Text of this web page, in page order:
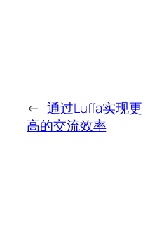
← 通过Luffa实现更
高的交流效率